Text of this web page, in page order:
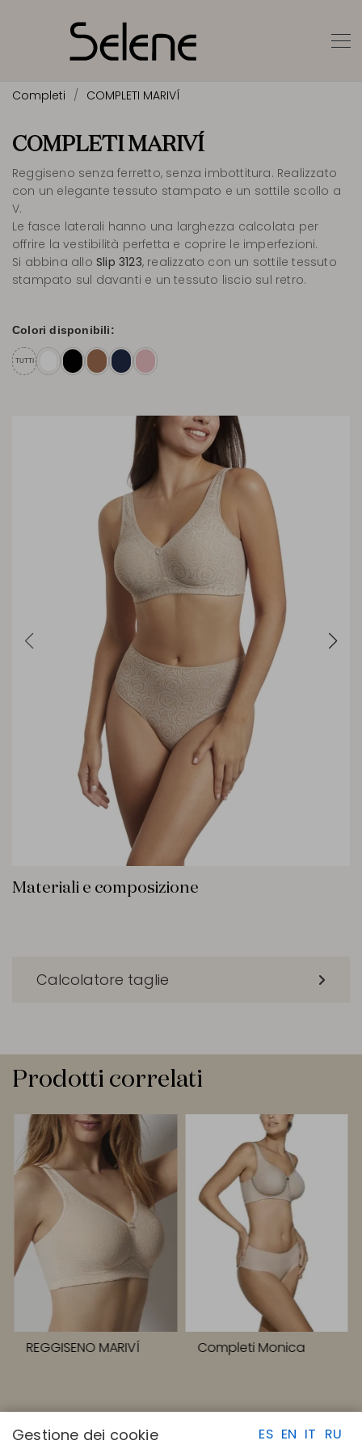
Completi COMPLETI MARIVÍ
COMPLETI MARIVÍ
Reggiseno senza ferretto, senza imbottitura. Realizzato
con un elegante tessuto stampato e un sottile scollo a
V.
Le fasce laterali hanno una larghezza calcolata per
offrire la vestibilità perfetta e coprire le imperfezioni.
Si abbina allo Slip 3123, realizzato con un sottile tessuto
stampato sul davanti e un tessuto liscio sul retro.
Colori disponibili:
TUTTI
Materiali e composizione
Calcolatore taglie
Prodotti correlati
REGGISENO MARIVÍ Completi Monica
ES EN IT RU
Gestione dei cookie